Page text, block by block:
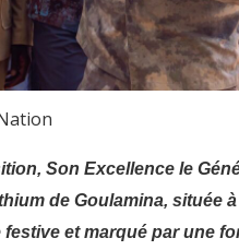
Son Excellence le
de Goulamina, située
et marqué par une